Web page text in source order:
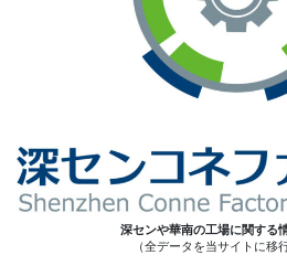
深センや華南の工場に関する
（全データを当サイトに移